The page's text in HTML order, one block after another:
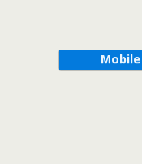
Mobile